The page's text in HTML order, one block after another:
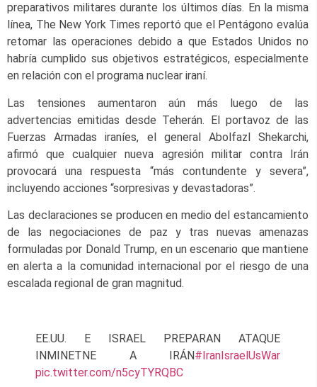
preparativos militares durante los últimos días. En la misma
línea, The New York Times reportó que el Pentágono evalúa
retomar las operaciones debido a que Estados Unidos no
habría cumplido sus objetivos estratégicos, especialmente
en relación con el programa nuclear iraní.
Las tensiones aumentaron aún más luego de las
advertencias emitidas desde Teherán. El portavoz de las
Fuerzas Armadas iraníes, el general Abolfazl Shekarchi,
afirmó que cualquier nueva agresión militar contra Irán
provocará una respuesta “más contundente y severa”,
incluyendo acciones “sorpresivas y devastadoras”.
Las declaraciones se producen en medio del estancamiento
de las negociaciones de paz y tras nuevas amenazas
formuladas por Donald Trump, en un escenario que mantiene
en alerta a la comunidad internacional por el riesgo de una
escalada regional de gran magnitud.
EE.UU. E ISRAEL PREPARAN ATAQUE
INMINETNE A IRÁN#IranIsraelUsWar
pic.twitter.com/n5cyTYRQBC